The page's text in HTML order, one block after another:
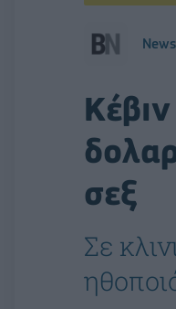
σεξ
Σε